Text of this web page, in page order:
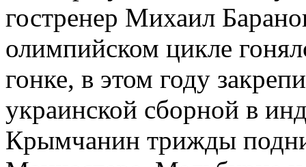
гостренер Михаил
олимпийском цикле
гонке, в этом году
украинской сборной в
Крымчанин трижды